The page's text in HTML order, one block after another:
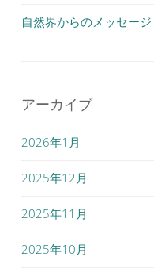
自然界からのメッセージ
アーカイブ
2026年1月
2025年12月
2025年11月
2025年10月